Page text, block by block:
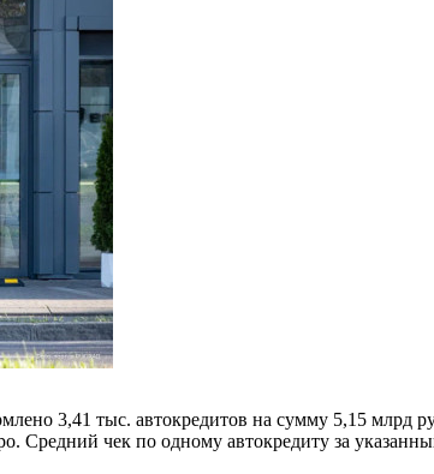
3,41 тыс. автокредитов на сумму 5,15 млрд
Средний чек по одному автокредиту за